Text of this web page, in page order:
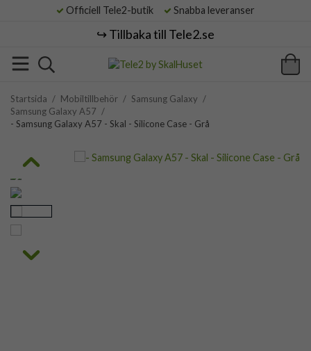
Officiell Tele2-butik Snabba leveranser
↪️ Tillbaka till Tele2.se
Startsida / Mobiltillbehör / Samsung Galaxy /
Samsung Galaxy A57 /
- Samsung Galaxy A57 - Skal - Silicone Case - Grå